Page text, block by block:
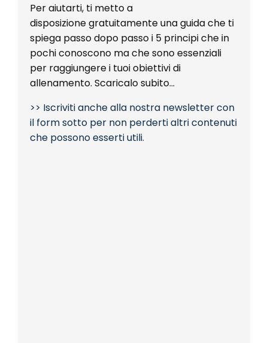
Per aiutarti, ti metto a
disposizione gratuitamente una guida che ti
spiega passo dopo passo i 5 principi che in
pochi conoscono ma che sono essenziali
per raggiungere i tuoi obiettivi di
allenamento. Scaricalo subito...
>> Iscriviti anche alla nostra newsletter con
il form sotto per non perderti altri contenuti
che possono esserti utili.